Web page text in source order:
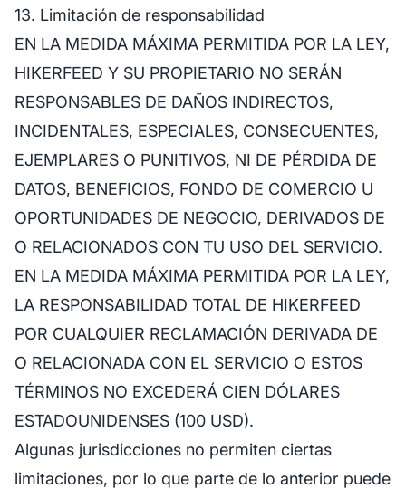
13. Limitación de responsabilidad
EN LA MEDIDA MÁXIMA PERMITIDA POR LA LEY,
HIKERFEED Y SU PROPIETARIO NO SERÁN
RESPONSABLES DE DAÑOS INDIRECTOS,
INCIDENTALES, ESPECIALES, CONSECUENTES,
EJEMPLARES O PUNITIVOS, NI DE PÉRDIDA DE
DATOS, BENEFICIOS, FONDO DE COMERCIO U
OPORTUNIDADES DE NEGOCIO, DERIVADOS DE
O RELACIONADOS CON TU USO DEL SERVICIO.
EN LA MEDIDA MÁXIMA PERMITIDA POR LA LEY,
LA RESPONSABILIDAD TOTAL DE HIKERFEED
POR CUALQUIER RECLAMACIÓN DERIVADA DE
O RELACIONADA CON EL SERVICIO O ESTOS
TÉRMINOS NO EXCEDERÁ CIEN DÓLARES
ESTADOUNIDENSES (100 USD).
Algunas jurisdicciones no permiten ciertas
limitaciones, por lo que parte de lo anterior puede